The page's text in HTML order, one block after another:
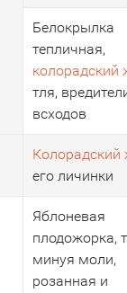
Белокрылка
тепличная,
колорадский
тля,
всходов
Колорадский
его личинки
Яблоневая
плодожорка,
минуя моли,
розанная и